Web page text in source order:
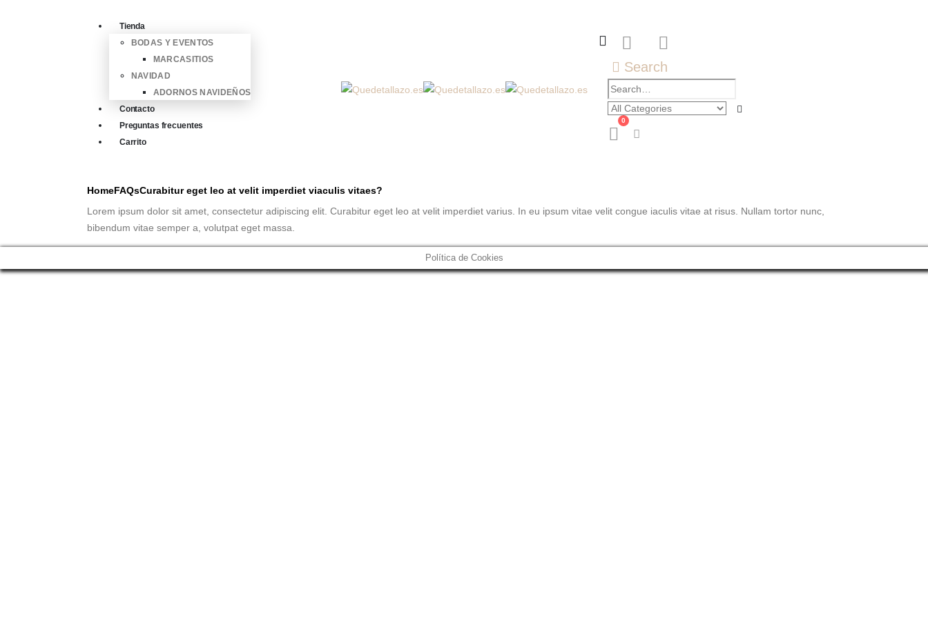
Tienda
BODAS Y EVENTOS
MARCASITIOS
NAVIDAD
ADORNOS NAVIDEÑOS
Contacto
Preguntas frecuentes
Carrito
Search
0
HomeFAQsCurabitur eget leo at velit imperdiet viaculis vitaes?
Lorem ipsum dolor sit amet, consectetur adipiscing elit. Curabitur eget leo at velit imperdiet varius. In eu ipsum vitae velit congue iaculis vitae at risus. Nullam tortor nunc,
bibendum vitae semper a, volutpat eget massa.
Política de Cookies